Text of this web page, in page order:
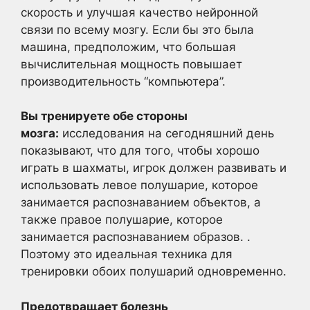
скорость и улучшая качество нейронной
связи по всему мозгу. Если бы это была
машина, предположим, что большая
вычислительная мощность повышает
производительность “компьютера”.
Вы тренируете обе стороны
мозга: исследования на сегодняшний день
показывают, что для того, чтобы хорошо
играть в шахматы, игрок должен развивать и
использовать левое полушарие, которое
занимается распознаванием объектов, а
также правое полушарие, которое
занимается распознаванием образов. .
Поэтому это идеальная техника для
тренировки обоих полушарий одновременно.
Предотвращает болезнь